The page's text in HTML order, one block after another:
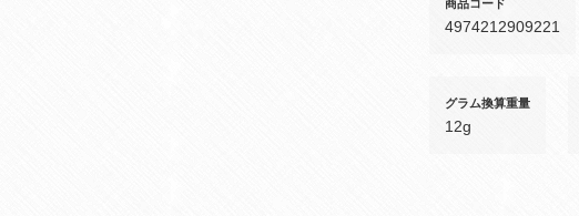
商品コード
4974212909221
グラム換算重量
12g